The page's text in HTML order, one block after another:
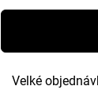
Velké